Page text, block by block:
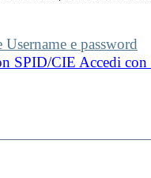
Username e password
SPID/CIE Accedi